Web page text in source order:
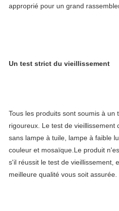
approprié pour un grand
Un test strict du vieillissement
Tous les produits sont soumis à un
rigoureux. Le test de vieillissement
sans lampe à tuile, lampe à faible
couleur et mosaïque.Le produit
s'il réussit le test de vieillissement,
meilleure qualité vous soit assurée.